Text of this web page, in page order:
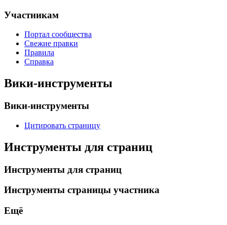
Участникам
Портал сообщества
Свежие правки
Правила
Справка
Вики-инструменты
Вики-инструменты
Цитировать страницу
Инструменты для страниц
Инструменты для страниц
Инструменты страницы участника
Ещё